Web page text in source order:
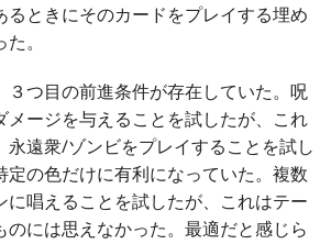
るときにそのカードをプレイする埋め
。
つ目の前進条件が存在していた。呪
メージを与えることを試したが、これ
永遠衆/ゾンビをプレイすることを試し
定の色だけに有利になっていた。複数
に唱えることを試したが、これはテー
のには思えなかった。最適だと感じら